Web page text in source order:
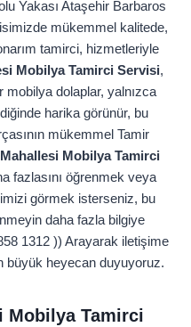
Yakası Ataşehir Barbaros
mükemmel kalitede,
tamirci, hizmetleriyle
Mobilya Tamirci Servisi,
mobilya dolaplar, yalnızca
harika görünür, bu
mükemmel Tamir
Mobilya Tamirci
fazlasını öğrenmek veya
görmek isterseniz, bu
daha fazla bilgiye
1312 )) Arayarak iletişime
büyük heyecan duyuyoruz.
Mobilya Tamirci